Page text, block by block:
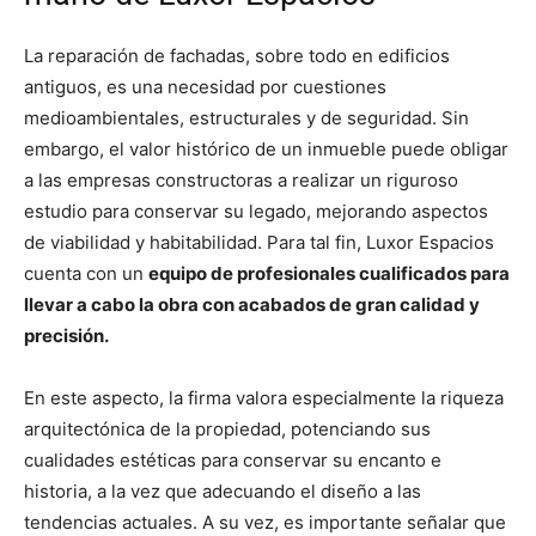
La reparación de fachadas, sobre todo en edificios
antiguos, es una necesidad por cuestiones
medioambientales, estructurales y de seguridad. Sin
embargo, el valor histórico de un inmueble puede obligar
a las empresas constructoras a realizar un riguroso
estudio para conservar su legado, mejorando aspectos
de viabilidad y habitabilidad. Para tal fin, Luxor Espacios
cuenta con un equipo de profesionales cualificados para
llevar a cabo la obra con acabados de gran calidad y
precisión.
En este aspecto, la firma valora especialmente la riqueza
arquitectónica de la propiedad, potenciando sus
cualidades estéticas para conservar su encanto e
historia, a la vez que adecuando el diseño a las
tendencias actuales. A su vez, es importante señalar que